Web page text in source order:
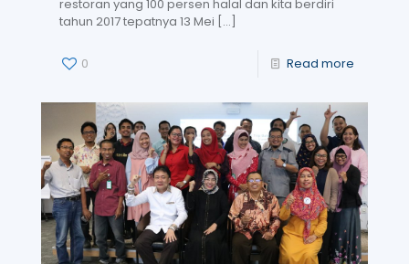
restoran yang 100 persen halal dan kita berdiri
tahun 2017 tepatnya 13 Mei […]
0 Read more